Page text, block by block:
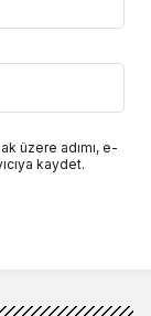
üzere adımı, e-
kaydet.